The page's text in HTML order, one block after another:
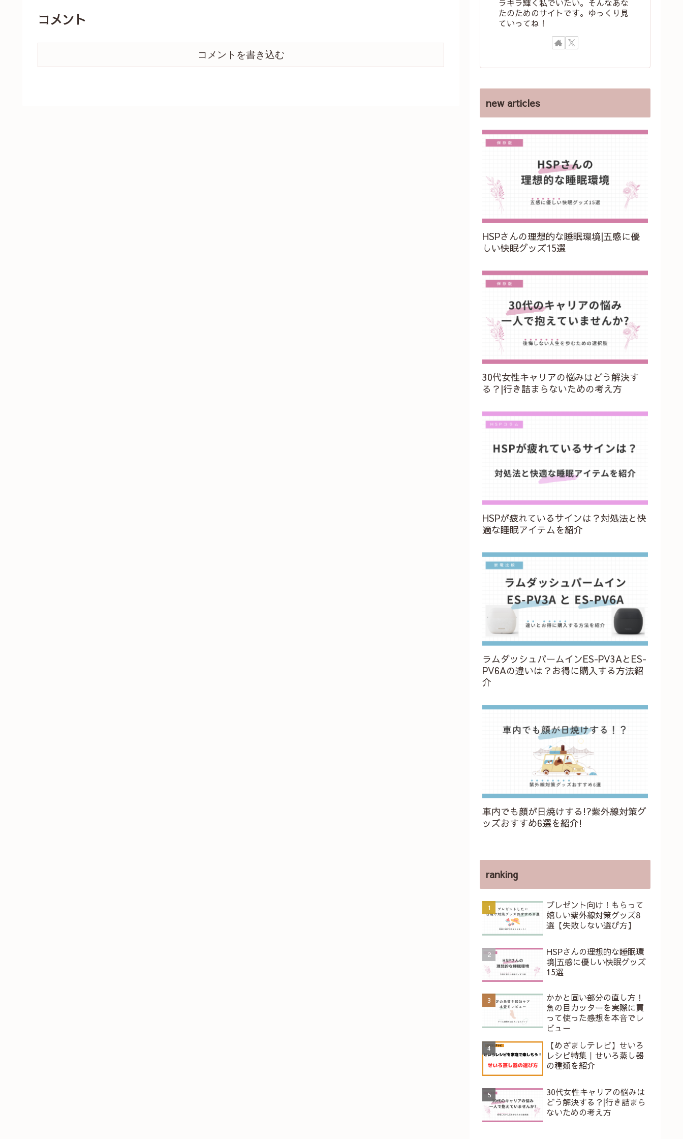
コメント
コメントを書き込む
ラキラ輝く私でいたい。そんなあな
たのためのサイトです。ゆっくり見
ていってね！
new articles
HSPさんの理想的な睡眠環境|五感に優
しい快眠グッズ15選
30代女性キャリアの悩みはどう解決す
る？|行き詰まらないための考え方
HSPが疲れているサインは？対処法と快
適な睡眠アイテムを紹介
ラムダッシュパームインES-PV3AとES-
PV6Aの違いは？お得に購入する方法紹
介
車内でも顔が日焼けする!?紫外線対策グ
ッズおすすめ6選を紹介!
ranking
プレゼント向け！もらって
嬉しい紫外線対策グッズ8
選【失敗しない選び方】
HSPさんの理想的な睡眠環
境|五感に優しい快眠グッズ
15選
かかと固い部分の直し方！
魚の目カッターを実際に買
って使った感想を本⾳でレ
ビュー
【めざましテレビ】せいろ
レシピ特集｜せいろ蒸し器
の種類を紹介
30代女性キャリアの悩みは
どう解決する？|行き詰まら
ないための考え方